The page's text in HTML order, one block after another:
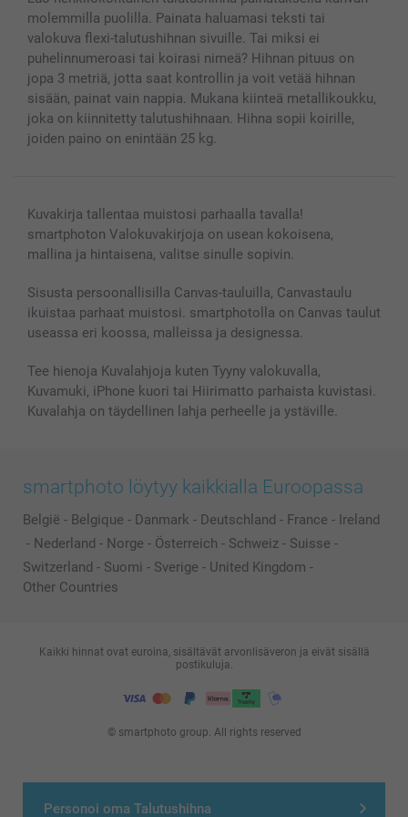
Personoi oma Talutushihna
Kuvakalenterit & Päivyrit
Valokuvakehykset & Lisätarvikkeet
Lahjakortti
Kaikki kuvatuotteet
Investor Relations
Tilausten tila
molemmilla puolilla. Painata haluamasi teksti tai
valokuva flexi-talutushihnan sivuille. Tai miksi ei
puhelinnumeroasi tai koirasi nimeä? Hihnan pituus on
jopa 3 metriä, jotta saat kontrollin ja voit vetää hihnan
sisään, painat vain nappia. Mukana kiinteä metallikoukku,
joka on kiinnitetty talutushihnaan. Hihna sopii koirille,
joiden paino on enintään 25 kg.
Kuvakirja tallentaa muistosi parhaalla tavalla!
smartphoton Valokuvakirjoja on usean kokoisena,
mallina ja hintaisena, valitse sinulle sopivin.
Sisusta persoonallisilla Canvas-tauluilla, Canvastaulu
ikuistaa parhaat muistosi. smartphotolla on Canvas taulut
useassa eri koossa, malleissa ja designessa.
Tee hienoja Kuvalahjoja kuten Tyyny valokuvalla,
Kuvamuki, iPhone kuori tai Hiirimatto parhaista kuvistasi.
Kuvalahja on täydellinen lahja perheelle ja ystäville.
smartphoto löytyy kaikkialla Euroopassa
België - Belgique - Danmark - Deutschland - France - Ireland
- Nederland - Norge - Österreich - Schweiz - Suisse -
Switzerland - Suomi - Sverige - United Kingdom -
Other Countries
© smartphoto group. All rights reserved
Kaikki hinnat ovat euroina, sisältävät arvonlisäveron ja eivät sisällä
postikuluja.